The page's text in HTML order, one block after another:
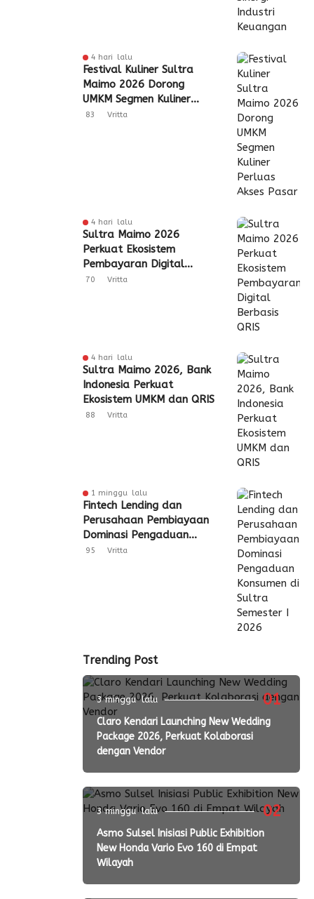
4 hari lalu
Festival Kuliner Sultra
Maimo 2026 Dorong
UMKM Segmen Kuliner
Perluas Akses Pasar
83 Vritta
4 hari lalu
Sultra Maimo 2026
Perkuat Ekosistem
Pembayaran Digital
Berbasis QRIS
70 Vritta
4 hari lalu
Sultra Maimo 2026, Bank
Indonesia Perkuat
Ekosistem UMKM dan QRIS
88 Vritta
1 minggu lalu
Fintech Lending dan
Perusahaan Pembiayaan
Dominasi Pengaduan
Konsumen di Sultra
95 Vritta
Trending Post
01
3 minggu lalu
Claro Kendari Launching New Wedding
Package 2026, Perkuat Kolaborasi
dengan Vendor
02
3 minggu lalu
Asmo Sulsel Inisiasi Public Exhibition
New Honda Vario Evo 160 di Empat
Wilayah